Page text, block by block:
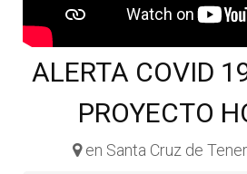
ALERTA COVID
PROYECTO
en Santa Cruz de